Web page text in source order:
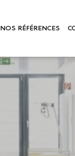
NOS RÉFÉRENCES